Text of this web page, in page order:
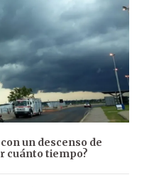
un descenso de
cuánto tiempo?